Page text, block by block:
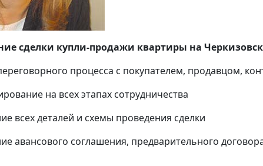
сделки купли-продажи квартиры на
процесса с покупателем, продавцом,
на всех этапах сотрудничества
всех деталей и схемы проведения сделки
авансового соглашения, предварительного